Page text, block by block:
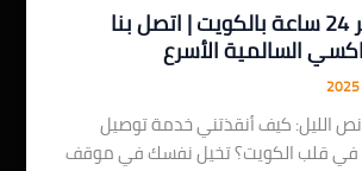
توصيل مشاوير 24 ساعة بالكويت | اتصل بنا
الليل: كيف أنقذتني خدمة توصيل
24 ساعة في قلب الكويت؟ تخيل نفسك في موقف